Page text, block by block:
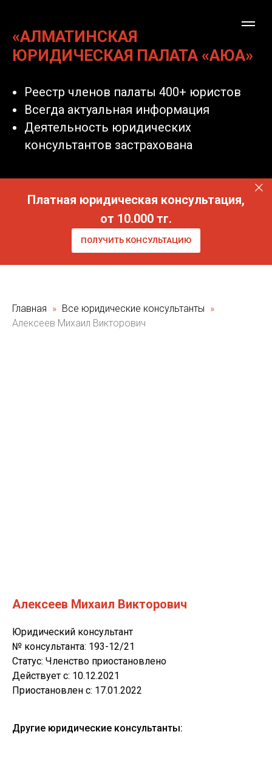
«АЛМАТИНСКАЯ
ЮРИДИЧЕСКАЯ ПАЛАТА «АЮА»
Реестр членов палаты 400+ юристов
Всегда актуальная информация
Деятельность юридических
консультантов застрахована
Платная юридическая консультация,
от 10.000 тг.
ПОЛУЧИТЬ КОНСУЛЬТАЦИЮ
Главная
Все юридические консультанты
Алексеев Михаил Викторович
Алексеев Михаил Викторович
Юридический консультант
№ консультанта: 193-12/21
Статус: Членство приостановлено
Действует c: 10.12.2021
Приостановлен c: 17.01.2022
Другие юридические консультанты: